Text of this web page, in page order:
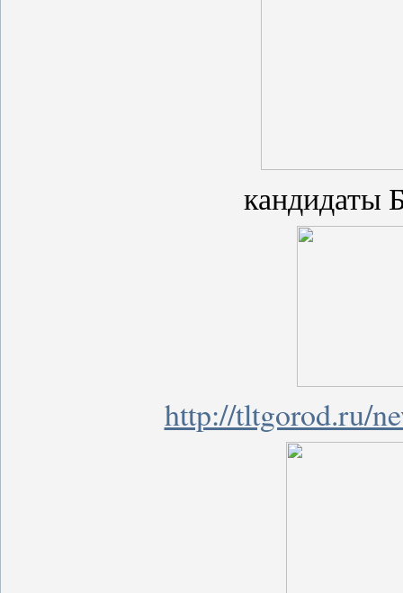
кандидаты
http://tltgorod.ru/